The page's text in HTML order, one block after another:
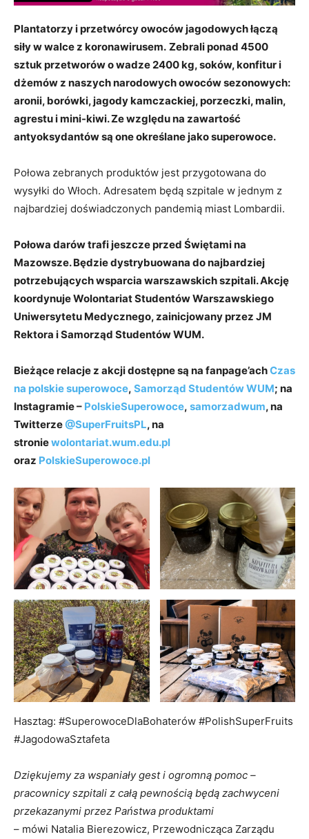
Plantatorzy i przetwórcy owoców jagodowych łączą
siły w walce z koronawirusem. Zebrali ponad 4500
sztuk przetworów o wadze 2400 kg, soków, konfitur i
dżemów z naszych narodowych owoców sezonowych:
aronii, borówki, jagody kamczackiej, porzeczki, malin,
agrestu i mini-kiwi. Ze względu na zawartość
antyoksydantów są one określane jako superowoce.
Połowa zebranych produktów jest przygotowana do
wysyłki do Włoch. Adresatem będą szpitale w jednym z
najbardziej doświadczonych pandemią miast Lombardii.
Połowa darów trafi jeszcze przed Świętami na
Mazowsze. Będzie dystrybuowana do najbardziej
potrzebujących wsparcia warszawskich szpitali. Akcję
koordynuje Wolontariat Studentów Warszawskiego
Uniwersytetu Medycznego, zainicjowany przez JM
Rektora i Samorząd Studentów WUM.
Bieżące relacje z akcji dostępne są na fanpage’achCzas
na polskie superowoce, Samorząd Studentów WUM; na
Instagramie – PolskieSuperowoce, samorzadwum, na
Twitterze@SuperFruitsPL, na
stroniewolontariat.wum.edu.pl
oraz PolskieSuperowoce.pl
Hasztag: #SuperowoceDlaBohaterów #PolishSuperFruits
#JagodowaSztafeta
Dziękujemy za wspaniały gest i ogromną pomoc –
pracownicy szpitali z całą pewnością będą zachwyceni
przekazanymi przez Państwa produktami
– mówi Natalia Bierezowicz, Przewodnicząca Zarządu